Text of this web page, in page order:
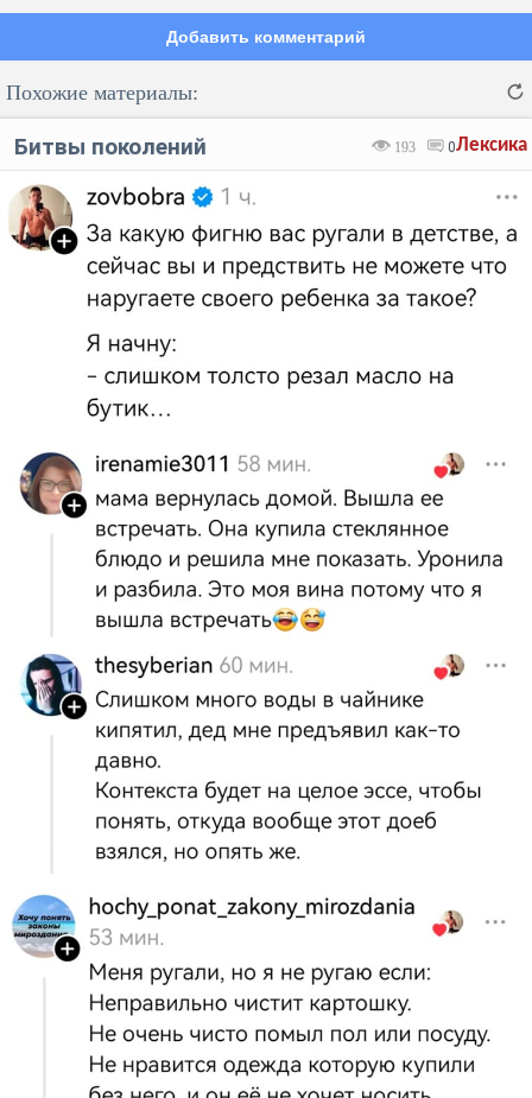
Добавить комментарий
Код:
Похожие материалы:
Лексика
193 0
Битвы поколений